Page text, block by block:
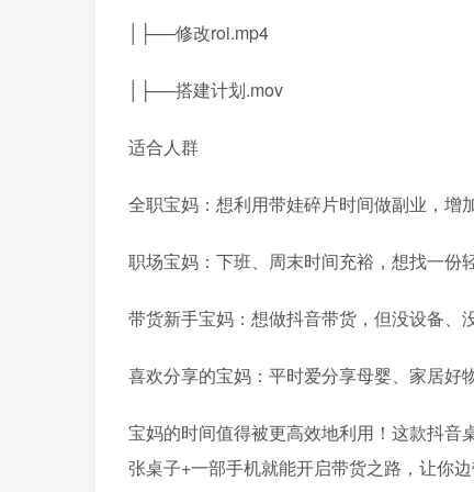
│├──修改roi.mp4
│├──搭建计划.mov
适合人群
全职宝妈：想利用带娃碎片时间做副业，增
职场宝妈：下班、周末时间充裕，想找一份
带货新手宝妈：想做抖音带货，但没设备、
喜欢分享的宝妈：平时爱分享母婴、家居好
宝妈的时间值得被更高效地利用！这款抖
张桌子+一部手机就能开启带货之路，让你